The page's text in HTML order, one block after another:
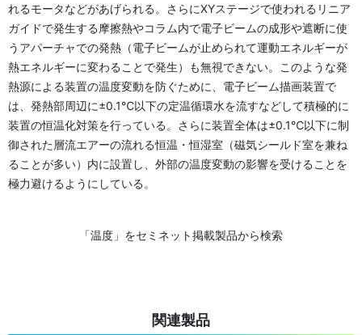
れるモータなどがあげられる。さらにXYステージで使われるリニア
ガイドで発生する摩擦熱やコラム内で電子ビームの成形や遮断に使
うアパーチャでの発熱（電子ビームが止められて運動エネルギーが
熱エネルギーに変わることで発生）も無視できない。このような発
熱源による装置の温度変動を防ぐために、電子ビーム描画装置で
は、発熱部周辺に±0.1℃以下の定温循環水を流すなどして積極的に
装置の恒温化対策を行っている。さらに装置全体は±0.1℃以下に制
御された層流エアーの流れる恒温・恒湿室（磁気シールド室を兼ね
ることが多い）内に設置し、外部の温度変動の影響を受けることを
極力避けるようにしている。
「温度」をセミネット掲載製品から検索
関連製品